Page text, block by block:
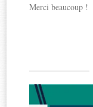
Merci beaucoup !